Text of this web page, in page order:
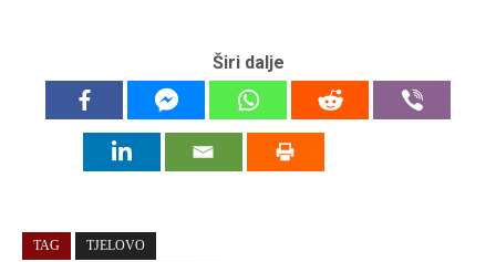
Širi dalje
TAG TJELOVO